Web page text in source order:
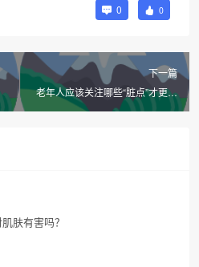
0 0
下一篇
老年人应该关注哪些“脏点”才更健
康长寿？
肤有害吗？